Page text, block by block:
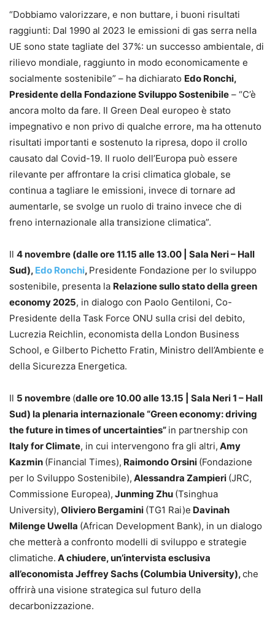
“Dobbiamo valorizzare, e non buttare, i buoni risultati
raggiunti: Dal 1990 al 2023 le emissioni di gas serra nella
UE sono state tagliate del 37%: un successo ambientale, di
rilievo mondiale, raggiunto in modo economicamente e
socialmente sostenibile” – ha dichiarato Edo Ronchi,
Presidente della Fondazione Sviluppo Sostenibile – “C’è
ancora molto da fare. Il Green Deal europeo è stato
impegnativo e non privo di qualche errore, ma ha ottenuto
risultati importanti e sostenuto la ripresa, dopo il crollo
causato dal Covid-19. Il ruolo dell’Europa può essere
rilevante per affrontare la crisi climatica globale, se
continua a tagliare le emissioni, invece di tornare ad
aumentarle, se svolge un ruolo di traino invece che di
freno internazionale alla transizione climatica”.
Il 4 novembre (dalle ore 11.15 alle 13.00 | Sala Neri – Hall
Sud), Edo Ronchi, Presidente Fondazione per lo sviluppo
sostenibile, presenta la Relazione sullo stato della green
economy 2025, in dialogo con Paolo Gentiloni, Co-
Presidente della Task Force ONU sulla crisi del debito,
Lucrezia Reichlin, economista della London Business
School, e Gilberto Pichetto Fratin, Ministro dell’Ambiente e
della Sicurezza Energetica.
Il 5 novembre (dalle ore 10.00 alle 13.15 | Sala Neri 1 – Hall
Sud) la plenaria internazionale “Green economy: driving
the future in times of uncertainties” in partnership con
Italy for Climate, in cui intervengono fra gli altri, Amy
Kazmin (Financial Times), Raimondo Orsini (Fondazione
per lo Sviluppo Sostenibile), Alessandra Zampieri (JRC,
Commissione Europea), Junming Zhu (Tsinghua
University), Oliviero Bergamini (TG1 Rai)e Davinah
Milenge Uwella (African Development Bank), in un dialogo
che metterà a confronto modelli di sviluppo e strategie
climatiche. A chiudere, un’intervista esclusiva
all’economista Jeffrey Sachs (Columbia University),che
offrirà una visione strategica sul futuro della
decarbonizzazione.